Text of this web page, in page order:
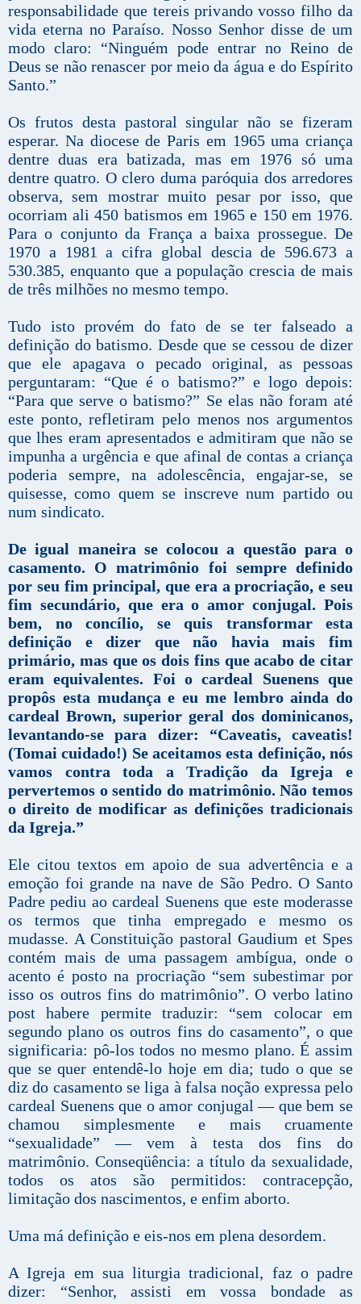
responsabilidade que tereis privando vosso filho da
vida eterna no Paraíso. Nosso Senhor disse de um
modo claro: “Ninguém pode entrar no Reino de
Deus se não renascer por meio da água e do Espírito
Santo.”
Os frutos desta pastoral singular não se fizeram
esperar. Na diocese de Paris em 1965 uma criança
dentre duas era batizada, mas em 1976 só uma
dentre quatro. O clero duma paróquia dos arredores
observa, sem mostrar muito pesar por isso, que
ocorriam ali 450 batismos em 1965 e 150 em 1976.
Para o conjunto da França a baixa prossegue. De
1970 a 1981 a cifra global descia de 596.673 a
530.385, enquanto que a população crescia de mais
de três milhões no mesmo tempo.
Tudo isto provém do fato de se ter falseado a
definição do batismo. Desde que se cessou de dizer
que ele apagava o pecado original, as pessoas
perguntaram: “Que é o batismo?” e logo depois:
“Para que serve o batismo?” Se elas não foram até
este ponto, refletiram pelo menos nos argumentos
que lhes eram apresentados e admitiram que não se
impunha a urgência e que afinal de contas a criança
poderia sempre, na adolescência, engajar-se, se
quisesse, como quem se inscreve num partido ou
num sindicato.
De igual maneira se colocou a questão para o
casamento. O matrimônio foi sempre definido
por seu fim principal, que era a procriação, e seu
fim secundário, que era o amor conjugal. Pois
bem, no concílio, se quis transformar esta
definição e dizer que não havia mais fim
primário, mas que os dois fins que acabo de citar
eram equivalentes. Foi o cardeal Suenens que
propôs esta mudança e eu me lembro ainda do
cardeal Brown, superior geral dos dominicanos,
levantando-se para dizer: “Caveatis, caveatis!
(Tomai cuidado!) Se aceitamos esta definição, nós
vamos contra toda a Tradição da Igreja e
pervertemos o sentido do matrimônio. Não temos
o direito de modificar as definições tradicionais
da Igreja.”
Ele citou textos em apoio de sua advertência e a
emoção foi grande na nave de São Pedro. O Santo
Padre pediu ao cardeal Suenens que este moderasse
os termos que tinha empregado e mesmo os
mudasse. A Constituição pastoral Gaudium et Spes
contém mais de uma passagem ambígua, onde o
acento é posto na procriação “sem subestimar por
isso os outros fins do matrimônio”. O verbo latino
post habere permite traduzir: “sem colocar em
segundo plano os outros fins do casamento”, o que
significaria: pô-los todos no mesmo plano. É assim
que se quer entendê-lo hoje em dia; tudo o que se
diz do casamento se liga à falsa noção expressa pelo
cardeal Suenens que o amor conjugal — que bem se
chamou simplesmente e mais cruamente
“sexualidade” — vem à testa dos fins do
matrimônio. Conseqüência: a título da sexualidade,
todos os atos são permitidos: contracepção,
limitação dos nascimentos, e enfim aborto.
Uma má definição e eis-nos em plena desordem.
A Igreja em sua liturgia tradicional, faz o padre
dizer: “Senhor, assisti em vossa bondade as